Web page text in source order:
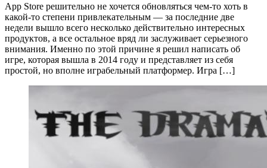
App Store решительно не хочется обновляться чем-то хоть в
какой-то степени привлекательным — за последние две
недели вышло всего несколько действительно интересных
продуктов, а все остальное вряд ли заслуживает серьезного
внимания. Именно по этой причине я решил написать об
игре, которая вышла в 2014 году и представляет из себя
простой, но вполне играбельный платформер. Игра […]